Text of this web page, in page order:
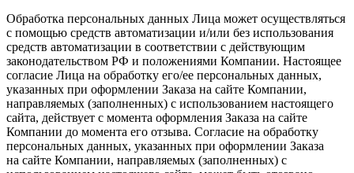
Обработка персональных данных Лица может осуществляться
с помощью средств автоматизации и/или без использования
средств автоматизации в соответствии с действующим
законодательством РФ и положениями Компании. Настоящее
согласие Лица на обработку его/ее персональных данных,
указанных при оформлении Заказа на сайте Компании,
направляемых (заполненных) с использованием настоящего
сайта, действует с момента оформления Заказа на сайте
Компании до момента его отзыва. Согласие на обработку
персональных данных, указанных при оформлении Заказа
на сайте Компании, направляемых (заполненных) с